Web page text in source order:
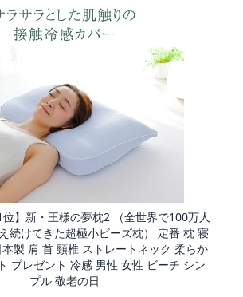
位】新・王様の夢枕2 （全世界で100万人
続けてきた超極小ビーズ枕） 定番 枕 寝
製 肩 首 頸椎 ストレートネック 柔らか
プレゼント 冷感 男性 女性 ビーチ シン
プル 敬老の日